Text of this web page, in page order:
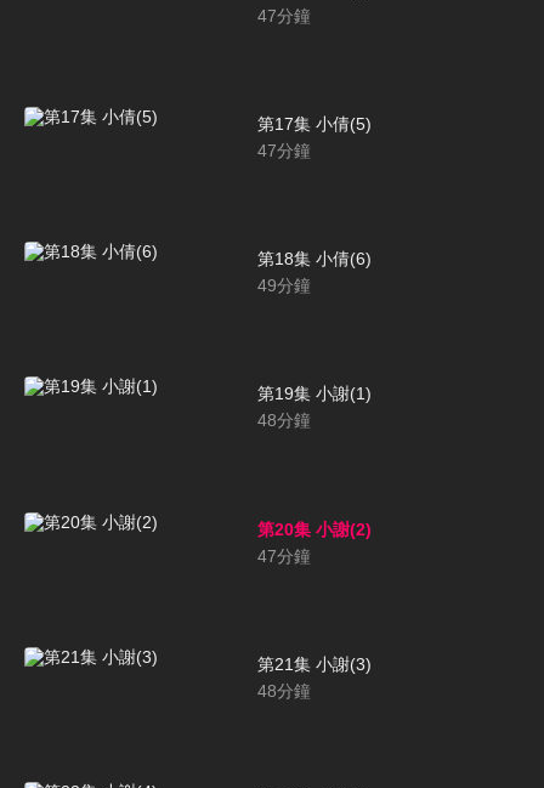
47分鐘
第17集 小倩(5)
47分鐘
第18集 小倩(6)
49分鐘
第19集 小謝(1)
48分鐘
第20集 小謝(2)
47分鐘
第21集 小謝(3)
48分鐘